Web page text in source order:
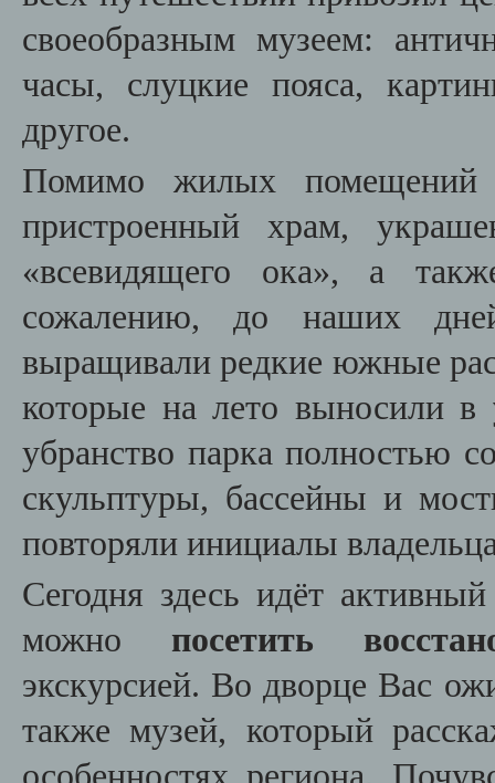
своеобразным музеем:
часы, слуцкие пояса,
другое.
Помимо жилых помещений
пристроенный храм,
«всевидящего ока», а
сожалению, до наших
выращивали редкие южные
которые на лето выносили в
убранство парка полностью
скульптуры, бассейны и
повторяли инициалы
Сегодня здесь идёт
можно посетить
экскурсией. Во дворце Вас
также музей, который